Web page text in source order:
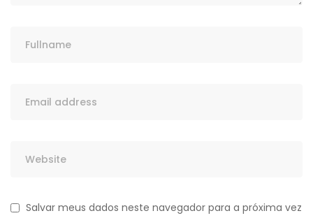
Salvar meus dados neste navegador para a próxima vez